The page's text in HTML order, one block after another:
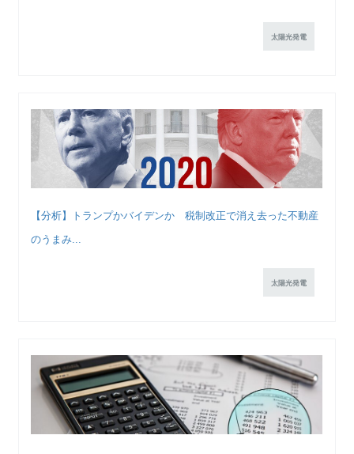
太陽光発電
【分析】トランプかバイデンか 税制改正で消え去った不動産
のうまみ...
太陽光発電